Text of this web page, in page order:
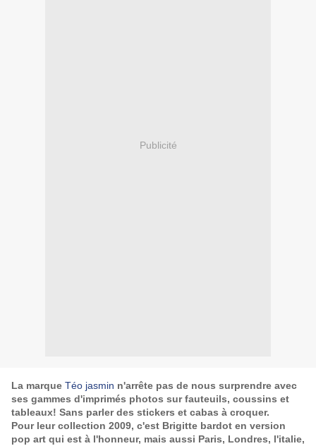
Publicité
La marque Téo jasmin n'arrête pas de nous surprendre avec
ses gammes d'imprimés photos sur fauteuils, coussins et
tableaux! Sans parler des stickers et cabas à croquer.
Pour leur collection 2009, c'est Brigitte bardot en version
pop art qui est à l'honneur, mais aussi Paris, Londres, l'italie,